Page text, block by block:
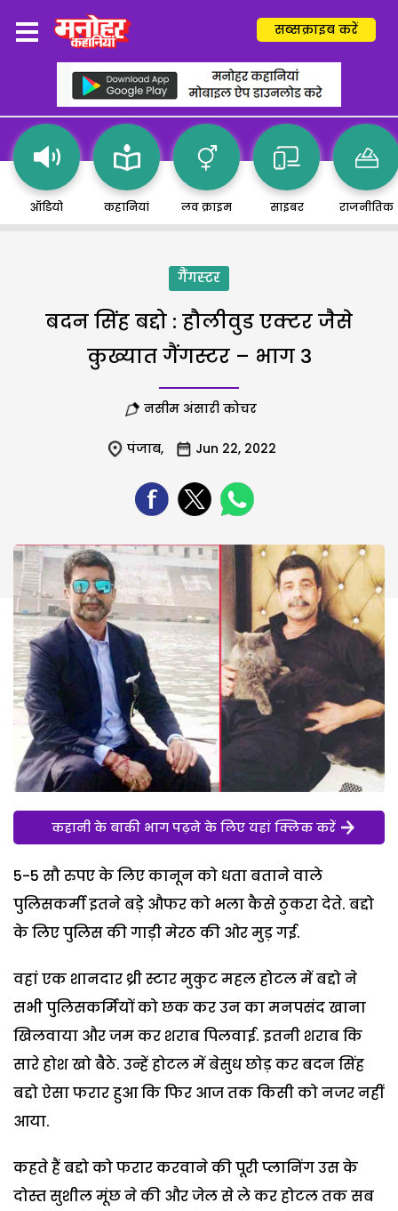
सब्सक्राइब करें
ऑडियो कहानियां लव क्राइम साइबर राजनीतिक
गैंगस्टर
बदन सिंह बद्दो : हौलीवुड एक्टर जैसे
कुख्यात गैंगस्टर – भाग 3
नसीम अंसारी कोचर
पंजाब, Jun 22, 2022
कहानी के बाकी भाग पढ़ने के लिए यहां क्लिक करें
5-5 सौ रुपए के लिए कानून को धता बताने वाले
पुलिसकर्मी इतने बड़े औफर को भला कैसे ठुकरा देते. बद्दो
के लिए पुलिस की गाड़ी मेरठ की ओर मुड़ गई.
वहां एक शानदार थ्री स्टार मुकुट महल होटल में बद्दो ने
सभी पुलिसकर्मियों को छक कर उन का मनपसंद खाना
खिलवाया और जम कर शराब पिलवाई. इतनी शराब कि
सारे होश खो बैठे. उन्हें होटल में बेसुध छोड़ कर बदन सिंह
बद्दो ऐसा फरार हुआ कि फिर आज तक किसी को नजर नहीं
आया.
कहते हैं बद्दो को फरार करवाने की पूरी प्लानिंग उस के
दोस्त सुशील मूंछ ने की और जेल से ले कर होटल तक सब